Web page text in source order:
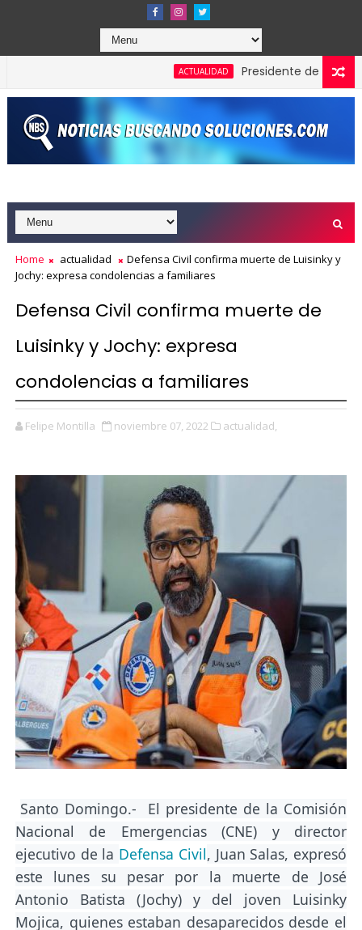
ACTUALIDAD Presidente de Honduras
Home actualidad
Defensa Civil confirma muerte de Luisinky y
Jochy: expresa condolencias a familiares
Defensa Civil confirma muerte de
Luisinky y Jochy: expresa
condolencias a familiares
Felipe Montilla noviembre 07, 2022 actualidad,
Santo Domingo.- El presidente de la Comisión
Nacional de Emergencias (CNE) y director
ejecutivo de la Defensa Civil, Juan Salas, expresó
este lunes su pesar por la muerte de José
Antonio Batista (Jochy) y del joven Luisinky
Mojica, quienes estaban desaparecidos desde el